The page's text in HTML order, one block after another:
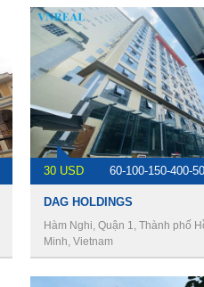
30 USD 60-100-150-400-
DAG HOLDINGS
Hàm Nghi, Quận 1, Thành phố
Minh, Vietnam